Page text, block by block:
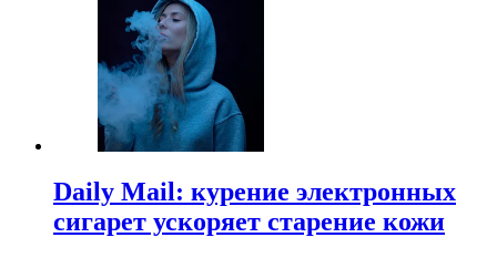
Daily Mail: курение электронных
сигарет ускоряет старение кожи